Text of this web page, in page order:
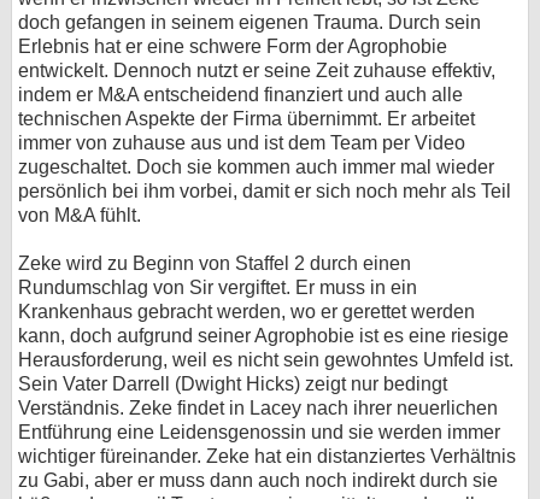
doch gefangen in seinem eigenen Trauma. Durch sein
Erlebnis hat er eine schwere Form der Agrophobie
entwickelt. Dennoch nutzt er seine Zeit zuhause effektiv,
indem er M&A entscheidend finanziert und auch alle
technischen Aspekte der Firma übernimmt. Er arbeitet
immer von zuhause aus und ist dem Team per Video
zugeschaltet. Doch sie kommen auch immer mal wieder
persönlich bei ihm vorbei, damit er sich noch mehr als Teil
von M&A fühlt.
Zeke wird zu Beginn von Staffel 2 durch einen
Rundumschlag von Sir vergiftet. Er muss in ein
Krankenhaus gebracht werden, wo er gerettet werden
kann, doch aufgrund seiner Agrophobie ist es eine riesige
Herausforderung, weil es nicht sein gewohntes Umfeld ist.
Sein Vater Darrell (Dwight Hicks) zeigt nur bedingt
Verständnis. Zeke findet in Lacey nach ihrer neuerlichen
Entführung eine Leidensgenossin und sie werden immer
wichtiger füreinander. Zeke hat ein distanziertes Verhältnis
zu Gabi, aber er muss dann auch noch indirekt durch sie